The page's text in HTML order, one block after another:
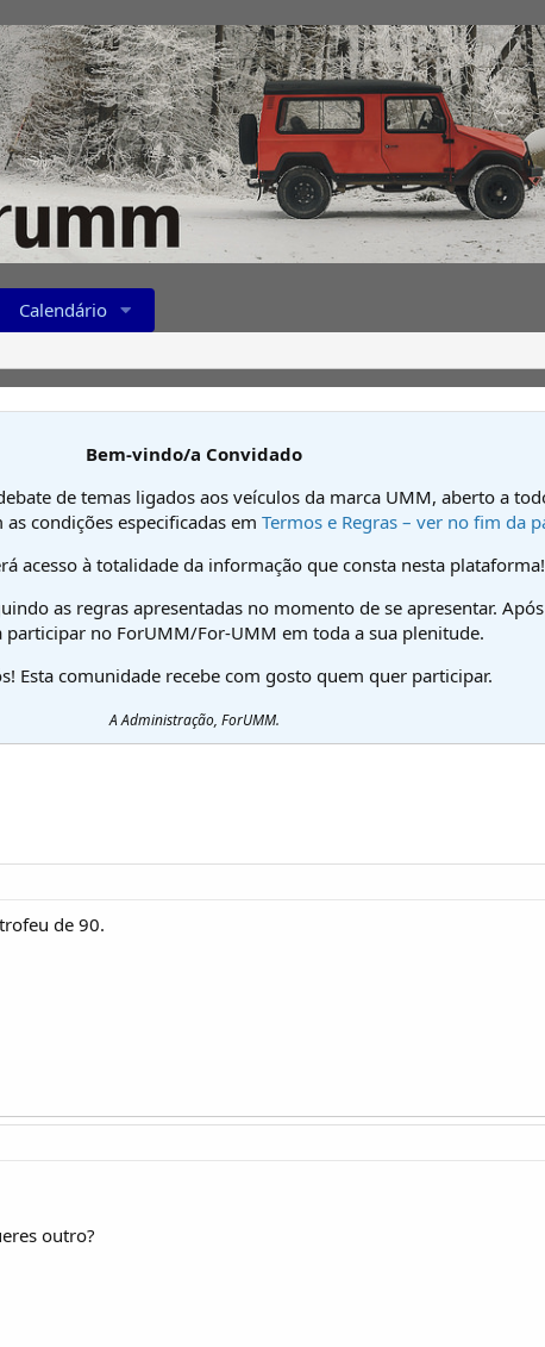
Calendário
Bem-vindo/a Convidado
de temas ligados aos veículos da marca UMM, aberto a
condições especificadas em Termos e Regras – ver no fim da
acesso à totalidade da informação que consta nesta plataforma!
as regras apresentadas no momento de se apresentar.
participar no ForUMM/For-UMM em toda a sua plenitude.
Esta comunidade recebe com gosto quem quer participar.
A Administração, ForUMM.
de 90.
outro?